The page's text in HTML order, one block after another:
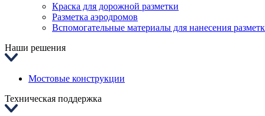
Краска для дорожной разметки
Разметка аэродромов
Вспомогательные материалы для нанесения
Наши решения
Мостовые конструкции
Техническая поддержка